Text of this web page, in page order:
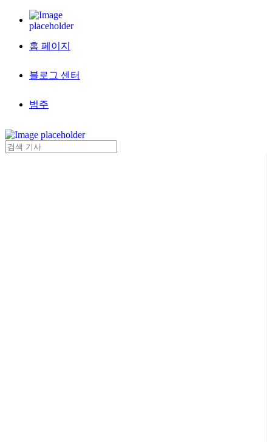
홈 페이지
블로그 센터
범주